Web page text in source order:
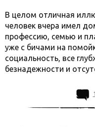
В целом отличная
человек вчера имел
профессию, семью и
уже с бичами на
социальность, все
безнадежности и